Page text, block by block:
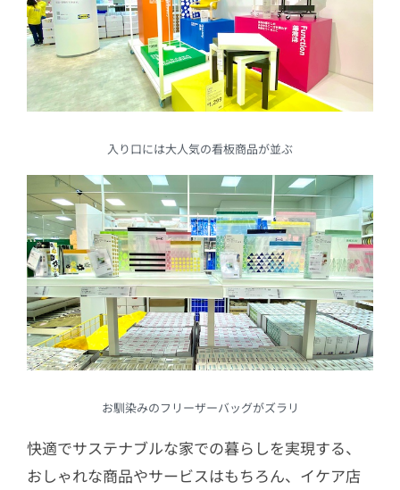
入り口には大人気の看板商品が並ぶ
お馴染みのフリーザーバッグがズラリ
快適でサステナブルな家での暮らしを実現する、
おしゃれな商品やサービスはもちろん、イケア店